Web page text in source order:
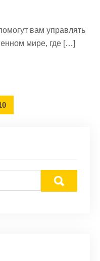
вам управлять
мире, где […]